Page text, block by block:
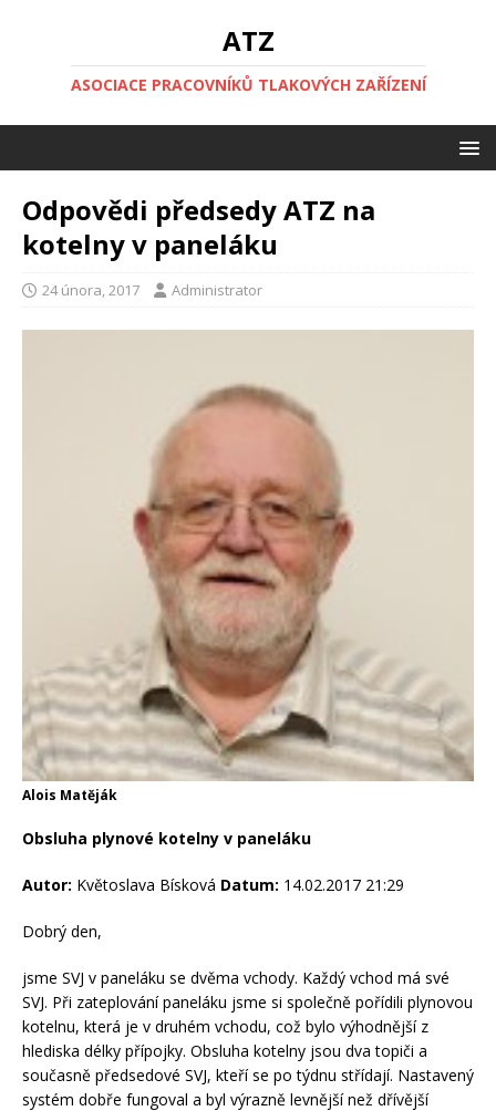
ATZ
ASOCIACE PRACOVNÍKŮ TLAKOVÝCH ZAŘÍZENÍ
Odpovědi předsedy ATZ na
kotelny v paneláku
24 února, 2017 Administrator
Alois Matěják
Obsluha plynové kotelny v paneláku
Autor: Květoslava Bísková Datum: 14.02.2017 21:29
Dobrý den,
jsme SVJ v paneláku se dvěma vchody. Každý vchod má své
SVJ. Při zateplování paneláku jsme si společně pořídili plynovou
kotelnu, která je v druhém vchodu, což bylo výhodnější z
hlediska délky přípojky. Obsluha kotelny jsou dva topiči a
současně předsedové SVJ, kteří se po týdnu střídají. Nastavený
systém dobře fungoval a byl výrazně levnější než dřívější